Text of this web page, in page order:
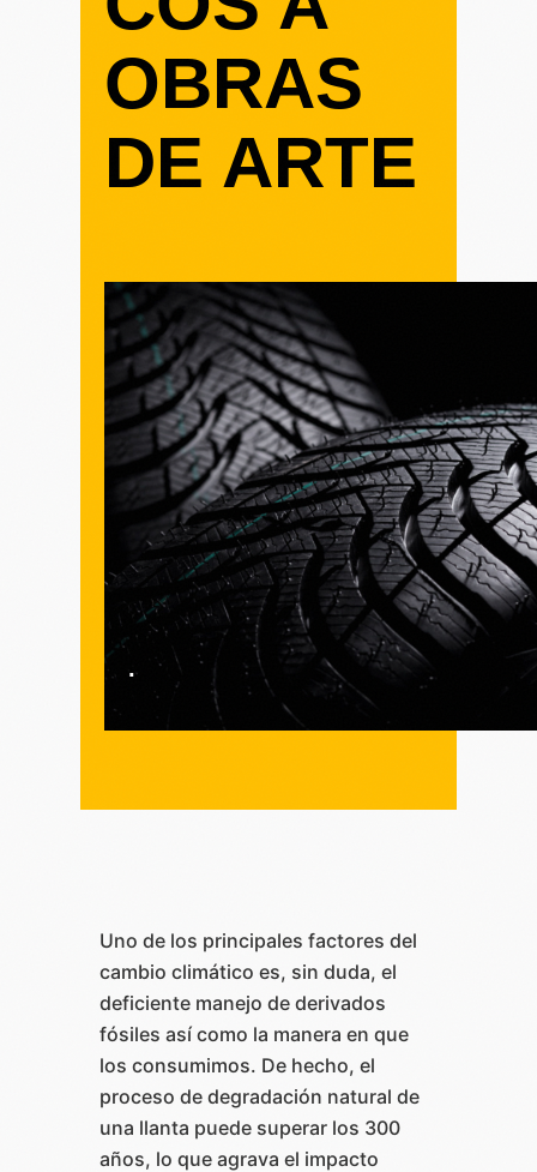
OBRAS
DE ARTE
.
Uno de los principales factores del
cambio climático es, sin duda, el
deficiente manejo de derivados
fósiles así como la manera en que
los consumimos. De hecho, el
proceso de degradación natural de
una llanta puede superar los 300
años, lo que agrava el impacto